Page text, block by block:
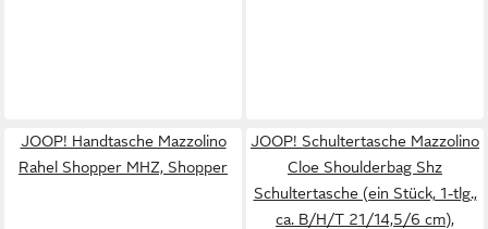
JOOP! Handtasche Mazzolino
Rahel Shopper MHZ, Shopper
JOOP! Schultertasche Mazzolino
Cloe Shoulderbag Shz
Schultertasche (ein Stück, 1-tlg.,
ca. B/H/T 21/14,5/6 cm),